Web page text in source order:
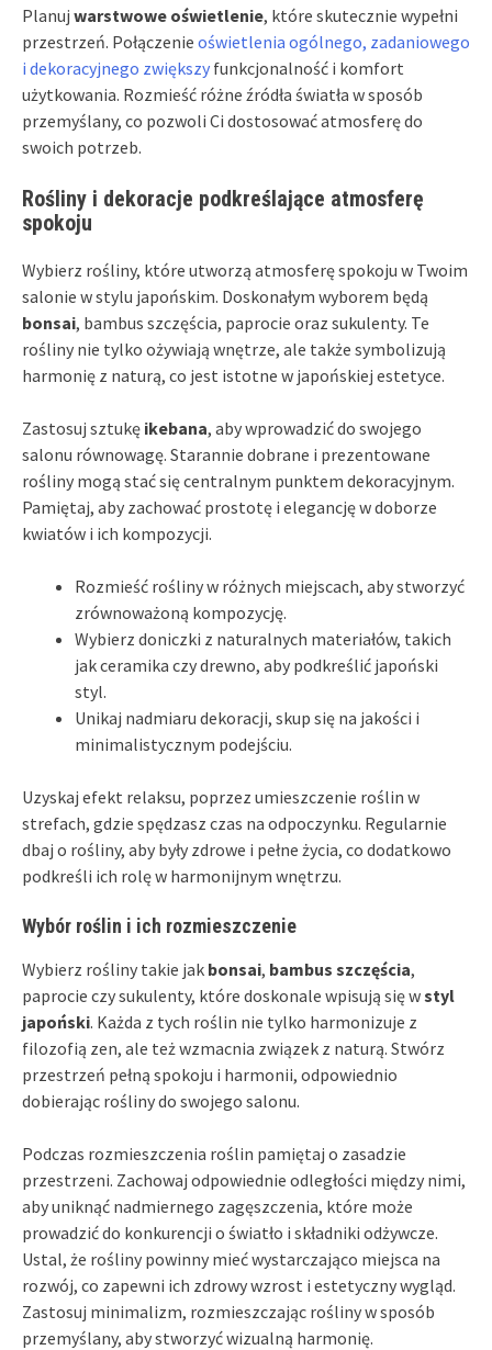
Planuj warstwowe oświetlenie, które skutecznie wypełni
przestrzeń. Połączenie oświetlenia ogólnego, zadaniowego
i dekoracyjnego zwiększy funkcjonalność i komfort
użytkowania. Rozmieść różne źródła światła w sposób
przemyślany, co pozwoli Ci dostosować atmosferę do
swoich potrzeb.
Rośliny i dekoracje podkreślające atmosferę
spokoju
Wybierz rośliny, które utworzą atmosferę spokoju w Twoim
salonie w stylu japońskim. Doskonałym wyborem będą
bonsai, bambus szczęścia, paprocie oraz sukulenty. Te
rośliny nie tylko ożywiają wnętrze, ale także symbolizują
harmonię z naturą, co jest istotne w japońskiej estetyce.
Zastosuj sztukę ikebana, aby wprowadzić do swojego
salonu równowagę. Starannie dobrane i prezentowane
rośliny mogą stać się centralnym punktem dekoracyjnym.
Pamiętaj, aby zachować prostotę i elegancję w doborze
kwiatów i ich kompozycji.
Rozmieść rośliny w różnych miejscach, aby stworzyć
zrównoważoną kompozycję.
Wybierz doniczki z naturalnych materiałów, takich
jak ceramika czy drewno, aby podkreślić japoński
styl.
Unikaj nadmiaru dekoracji, skup się na jakości i
minimalistycznym podejściu.
Uzyskaj efekt relaksu, poprzez umieszczenie roślin w
strefach, gdzie spędzasz czas na odpoczynku. Regularnie
dbaj o rośliny, aby były zdrowe i pełne życia, co dodatkowo
podkreśli ich rolę w harmonijnym wnętrzu.
Wybór roślin i ich rozmieszczenie
Wybierz rośliny takie jak bonsai, bambus szczęścia,
paprocie czy sukulenty, które doskonale wpisują się wstyl
japoński. Każda z tych roślin nie tylko harmonizuje z
filozofią zen, ale też wzmacnia związek z naturą. Stwórz
przestrzeń pełną spokoju i harmonii, odpowiednio
dobierając rośliny do swojego salonu.
Podczas rozmieszczenia roślin pamiętaj o zasadzie
przestrzeni. Zachowaj odpowiednie odległości między nimi,
aby uniknąć nadmiernego zagęszczenia, które może
prowadzić do konkurencji o światło i składniki odżywcze.
Ustal, że rośliny powinny mieć wystarczająco miejsca na
rozwój, co zapewni ich zdrowy wzrost i estetyczny wygląd.
Zastosuj minimalizm, rozmieszczając rośliny w sposób
przemyślany, aby stworzyć wizualną harmonię.